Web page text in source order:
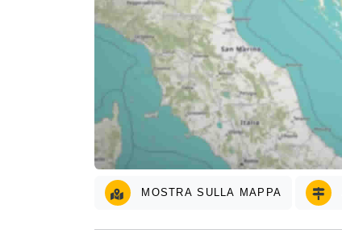
MOSTRA SULLA MAPPA